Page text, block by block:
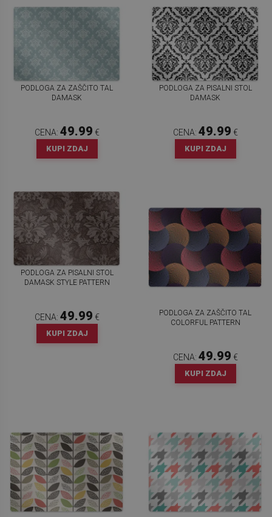
PODLOGA ZA ZAŠČITO TAL
DAMASK
CENA: 49.99 €
KUPI ZDAJ
PODLOGA ZA PISALNI STOL
DAMASK
CENA: 49.99 €
KUPI ZDAJ
PODLOGA ZA PISALNI STOL
DAMASK STYLE PATTERN
CENA: 49.99 €
KUPI ZDAJ
PODLOGA ZA ZAŠČITO TAL
COLORFUL PATTERN
CENA: 49.99 €
KUPI ZDAJ